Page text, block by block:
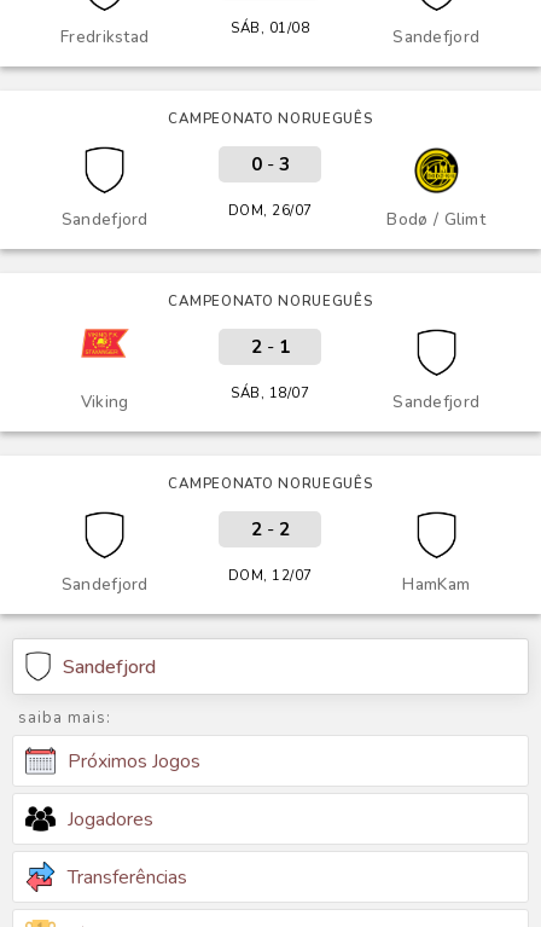
Fredrikstad Sandefjord
SÁB, 01/08
CAMPEONATO NORUEGUÊS
Sandefjord Bodø / Glimt
0- 3
DOM, 26/07
CAMPEONATO NORUEGUÊS
Viking Sandefjord
2- 1
SÁB, 18/07
CAMPEONATO NORUEGUÊS
Sandefjord HamKam
2- 2
DOM, 12/07
Sandefjord
saiba mais:
Próximos Jogos
Jogadores
Transferências